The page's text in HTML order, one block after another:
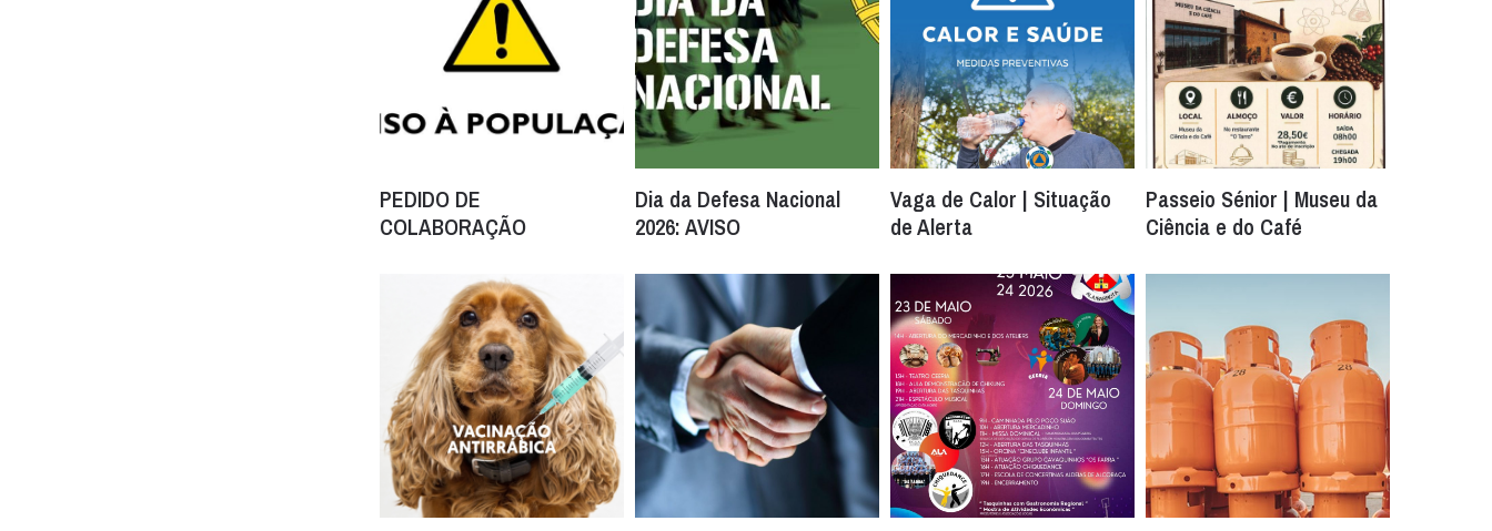
PEDIDO DE
COLABORAÇÃO
Dia da Defesa Nacional
2026: AVISO
Vaga de Calor | Situação
de Alerta
Passeio Sénior | Museu da
Ciência e do Café